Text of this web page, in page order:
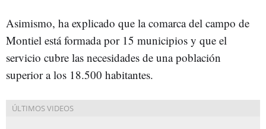
Asimismo, ha explicado que la comarca del campo de
Montiel está formada por 15 municipios y que el
servicio cubre las necesidades de una población
superior a los 18.500 habitantes.